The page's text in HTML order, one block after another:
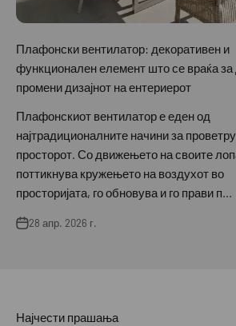
Плафонски вентилатор: декоративен и
функционален елемент што се враќа за
промени дизајнот на ентериерот
Плафонскиот вентилатор е еден од
најтрадиционалните начини за
просторот. Со движењето на своите
поттикнува кружењето на воздухот во
просторијата, го обновува и го прави п...
28 апр. 2026 г.
Најчести прашања